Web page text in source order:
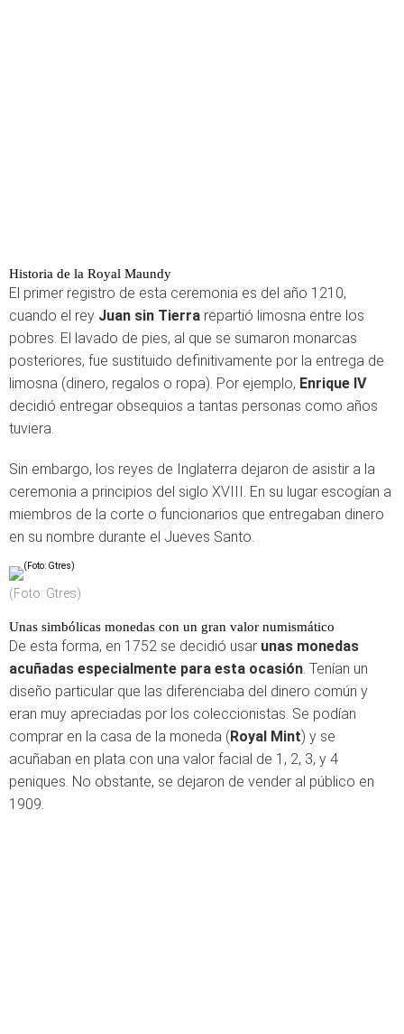
Historia de la Royal Maundy
El primer registro de esta ceremonia es del año 1210,
cuando el rey Juan sin Tierra repartió limosna entre los
pobres. El lavado de pies, al que se sumaron monarcas
posteriores, fue sustituido definitivamente por la entrega de
limosna (dinero, regalos o ropa). Por ejemplo, Enrique IV
decidió entregar obsequios a tantas personas como años
tuviera.
Sin embargo, los reyes de Inglaterra dejaron de asistir a la
ceremonia a principios del siglo XVIII. En su lugar escogían a
miembros de la corte o funcionarios que entregaban dinero
en su nombre durante el Jueves Santo.
(Foto: Gtres)
Unas simbólicas monedas con un gran valor numismático
De esta forma, en 1752 se decidió usar unas monedas
acuñadas especialmente para esta ocasión. Tenían un
diseño particular que las diferenciaba del dinero común y
eran muy apreciadas por los coleccionistas. Se podían
comprar en la casa de la moneda (Royal Mint) y se
acuñaban en plata con una valor facial de 1, 2, 3, y 4
peniques. No obstante, se dejaron de vender al público en
1909.